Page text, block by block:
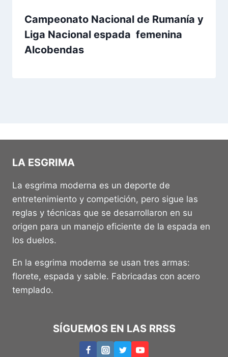
Campeonato Nacional de Rumanía y
Liga Nacional espada femenina
Alcobendas
LA ESGRIMA
La esgrima moderna es un deporte de
entretenimiento y competición, pero sigue las
reglas y técnicas que se desarrollaron en su
origen para un manejo eficiente de la espada en
los duelos.
En la esgrima moderna se usan tres armas:
florete, espada y sable. Fabricadas con acero
templado.
SÍGUEMOS EN LAS RRSS